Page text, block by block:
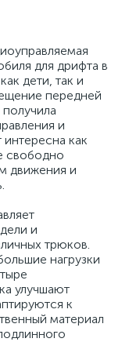
для дрифта в
дети, так и
передней
и
как
свободно
движения и
и
трюков.
нагрузки
улучшают
к
материал